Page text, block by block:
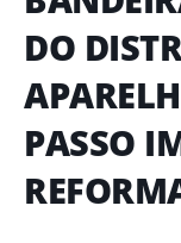
DO
PASSO